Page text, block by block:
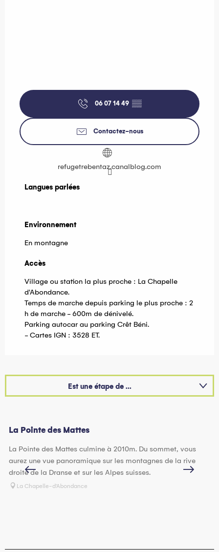
06 07 14 49 ▒▒
Contactez-nous
refugetrebentaz.canalblog.com
Langues parlées
Langues parlées
Environnement
Environnement
En montagne
Accès
Accès
Village ou station la plus proche : La Chapelle
d'Abondance.
Temps de marche depuis parking le plus proche : 2
h de marche - 600m de dénivelé.
Parking autocar au parking Crêt Béni.
- Cartes IGN : 3528 ET.
Est une étape de ...
Est accessible/desservi(e) par...
La Pointe des Mattes
La Pointe des Mattes culmine à 2010m. Du sommet, vous
aurez une vue panoramique sur les montagnes de la rive
droite de la Dranse et sur les Alpes suisses.
La Chapelle-d'Abondance